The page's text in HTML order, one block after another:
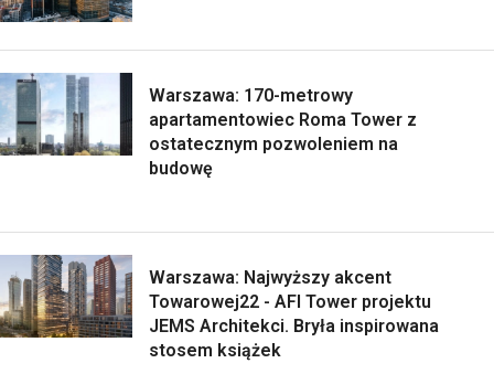
Warszawa: 170-metrowy
apartamentowiec Roma Tower z
ostatecznym pozwoleniem na
budowę
Warszawa: Najwyższy akcent
Towarowej22 - AFI Tower projektu
JEMS Architekci. Bryła inspirowana
stosem książek